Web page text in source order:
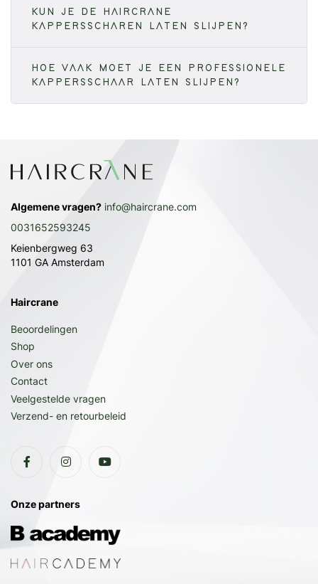
KUN JE DE HAIRCRANE
KAPPERSSCHAREN LATEN SLIJPEN?
HOE VAAK MOET JE EEN PROFESSIONELE
KAPPERSSCHAAR LATEN SLIJPEN?
Algemene vragen? info@haircrane.com
0031652593245
Keienbergweg 63
1101 GA Amsterdam
Haircrane
Beoordelingen
Shop
Over ons
Contact
Veelgestelde vragen
Verzend- en retourbeleid
Onze partners